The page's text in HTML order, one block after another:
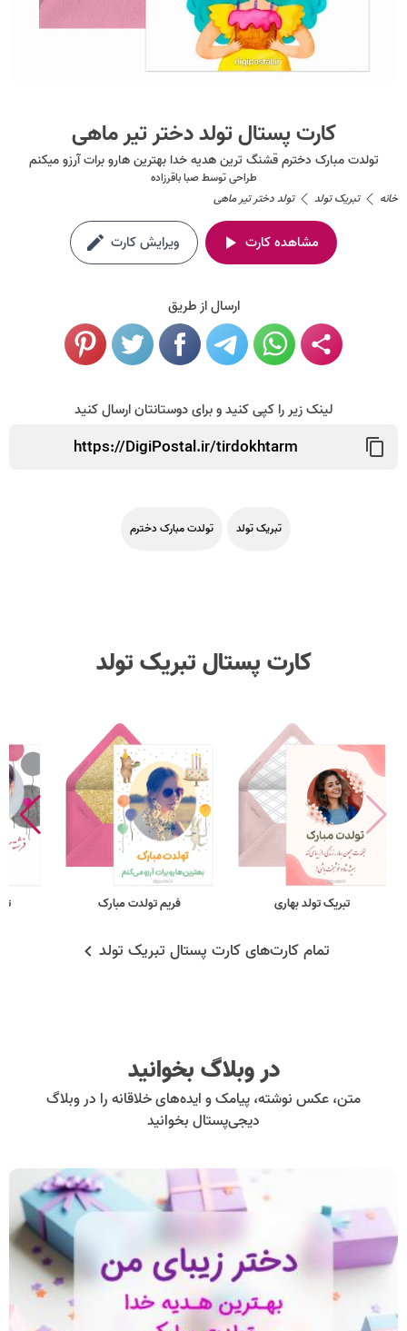
کارت پستال تولد دختر تیر ماهی
تولدت مبارک دخترم قشنگ ترین هدیه خدا بهترین هارو برات آرزو میکنم
طراحی توسطصبا باقرزاده
خانه
تبریک تولد تولد دختر تیر ماهی
مشاهده کارت ویرایش کارت
ارسال از طریق
لینک زیر را کپی کنید و برای دوستانتان ارسال کنید
تبریک تولد تولدت مبارک دخترم
کارت پستال تبریک تولد
تبریک تولد بهاری فریم تولدت مبارک
تمام کارت‌های کارت پستال تبریک تولد
در وبلاگ بخوانید
متن، عکس نوشته، پیامک و ایده‌های خلاقانه را در وبلاگ
دیجی‌پستال بخوانید